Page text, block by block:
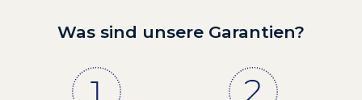
Was sind unsere Garantien?